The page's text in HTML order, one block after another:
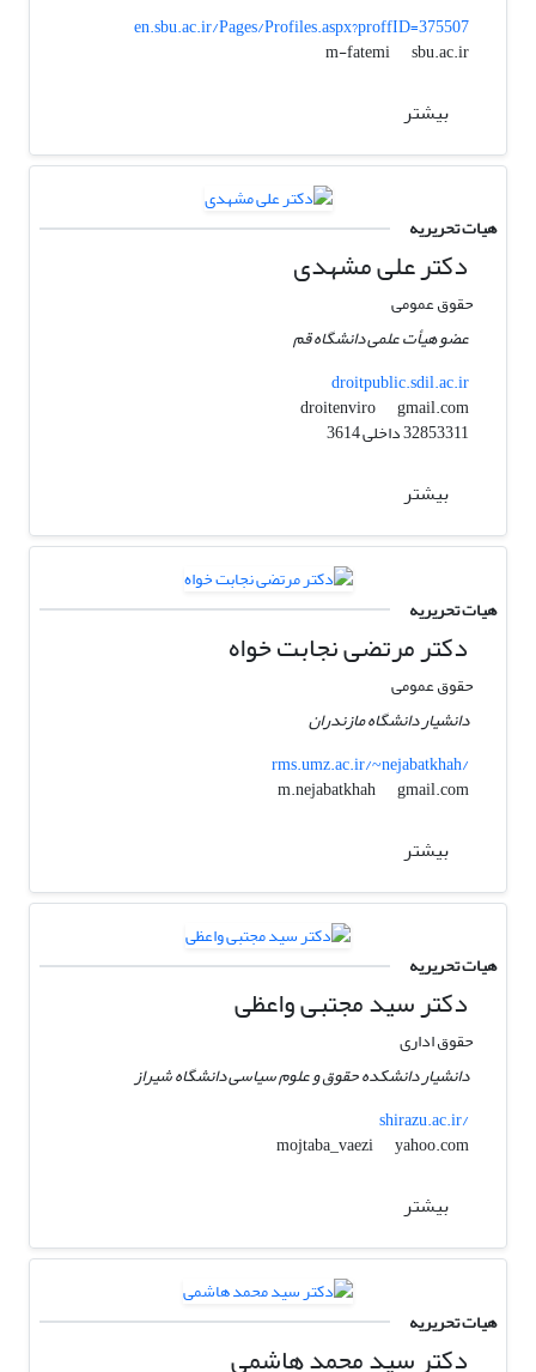
en.sbu.ac.ir/Pages/Profiles.aspx?proffID=375507
m-fatemi
sbu.ac.ir
بیشتر
هیات تحریریه
دکتر علی مشهدی
حقوق عمومی
عضو هیأت علمی دانشگاه قم
droitpublic.sdil.ac.ir
droitenviro
gmail.com
بیشتر
هیات تحریریه
دکتر مرتضی نجابت خواه
حقوق عمومی
دانشیار دانشگاه مازندران
rms.umz.ac.ir/~nejabatkhah/
m.nejabatkhah
gmail.com
بیشتر
هیات تحریریه
دکتر سید مجتبی واعظی
حقوق اداری
دانشیار دانشکده حقوق و علوم سیاسی دانشگاه شیراز
shirazu.ac.ir/
mojtaba_vaezi
yahoo.com
بیشتر
هیات تحریریه
دکتر سید محمد هاشمی